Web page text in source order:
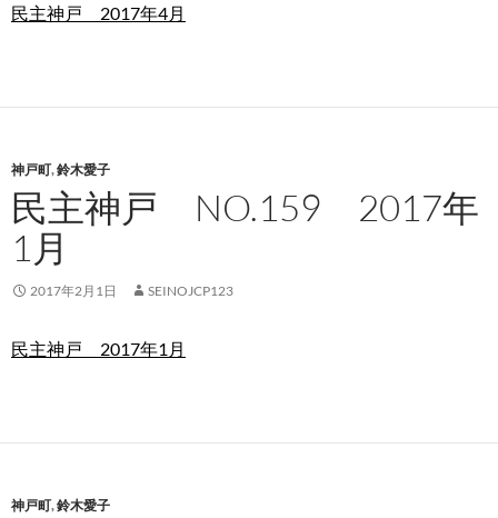
民主神戸 2017年4月
神戸町,鈴木愛子
民主神戸 NO.159 2017年
1月
2017年2月1日 SEINOJCP123
民主神戸 2017年1月
神戸町,鈴木愛子